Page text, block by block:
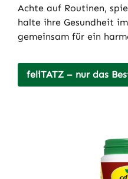
Achte auf Routinen,
halte ihre Gesundheit
gemeinsam für ein
feliTATZ – nur das
Produktgalerie